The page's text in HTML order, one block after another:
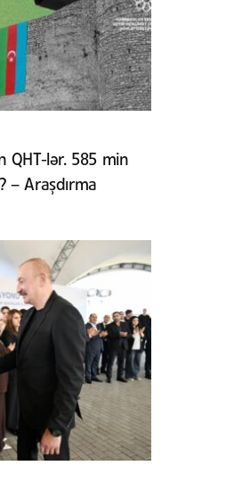
QHT-lər. 585 min
– Araşdırma